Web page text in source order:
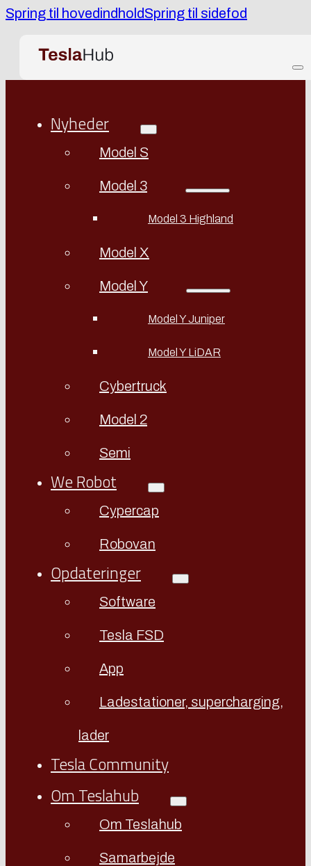
Spring til hovedindholdSpring til sidefod
Nyheder
Model S
Model 3
Model 3 Highland
Model X
Model Y
Model Y Juniper
Model Y LiDAR
Cybertruck
Model 2
Semi
We Robot
Cypercap
Robovan
Opdateringer
Software
Tesla FSD
App
Ladestationer, supercharging,
lader
Tesla Community
Om Teslahub
Om Teslahub
Samarbejde